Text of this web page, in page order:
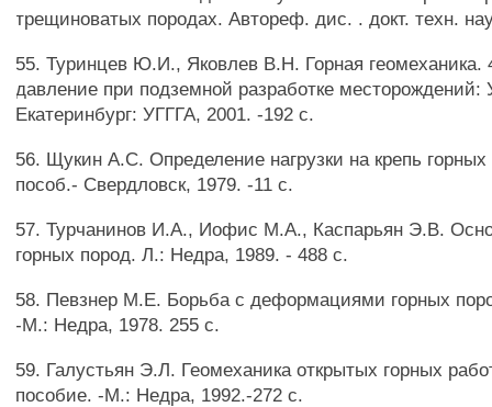
трещиноватых породах. Автореф. дис. . докт. техн.
55. Туринцев Ю.И., Яковлев В.Н. Горная геомеханика.
давление при подземной разработке месторождений:
Екатеринбург: УГГГА, 2001. -192 с.
56. Щукин А.С. Определение нагрузки на крепь
пособ.- Свердловск, 1979. -11 с.
57. Турчанинов И.А., Иофис М.А., Каспарьян Э.В.
горных пород. Л.: Недра, 1989. - 488 с.
58. Певзнер М.Е. Борьба с деформациями горных
-М.: Недра, 1978. 255 с.
59. Галустьян Э.Л. Геомеханика открытых горных
пособие. -М.: Недра, 1992.-272 с.